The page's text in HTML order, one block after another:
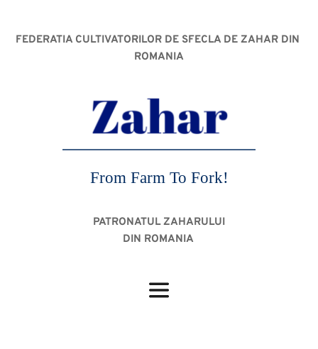
FEDERATIA CULTIVATORILOR DE SFECLA DE ZAHAR DIN
ROMANIA
From Farm To Fork!
PATRONATUL ZAHARULUI
DIN ROMANIA